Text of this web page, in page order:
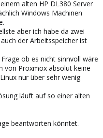
alten HP DL380 Server
Windows Machinen
aber ich habe da zwei
der Arbeitsspeicher ist
ob es nicht sinnvoll wäre
von Proxmox absolut keine
nur über sehr wenig
läuft auf so einer alten
beantworten könntet.